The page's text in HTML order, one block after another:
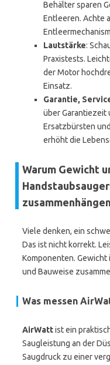
Behälter sparen
Entleeren. Achte
Lautstärke:
Praxistests.
der Motor
Einsatz.
Garantie,
über Garantiezeit
Ersatzbürsten
erhöht die
Warum Gewicht
zusammenhängen
Viele denken, ein
Das ist nicht korrekt.
Komponenten. Gewicht
und Bauweise
Was messen
AirWattist ein
Saugleistung an der
Saugdruck zu einer